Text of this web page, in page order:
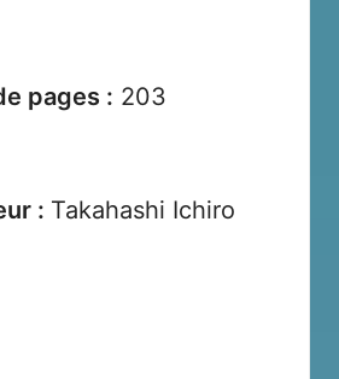
pages : 203
: Takahashi Ichiro